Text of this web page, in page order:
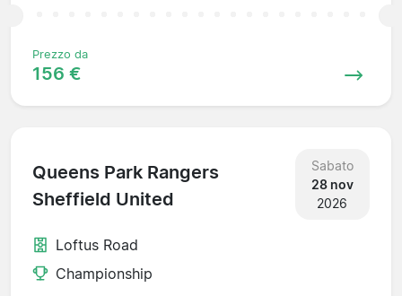
Prezzo da
156 €
Queens Park Rangers
Sheffield United
Sabato
28 nov
2026
Loftus Road
Championship